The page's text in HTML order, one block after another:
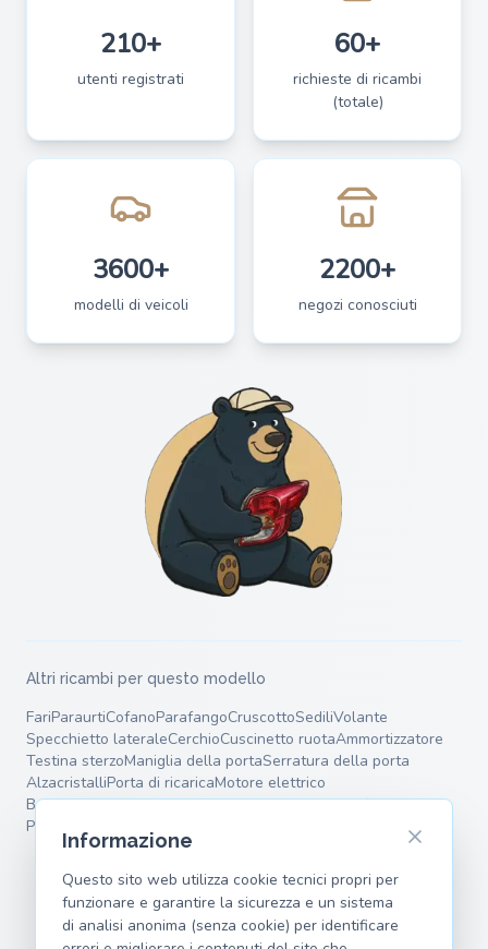
210+
utenti registrati
60+
richieste di ricambi
(totale)
3600+
modelli di veicoli
2200+
negozi conosciuti
Altri ricambi per questo modello
FariParaurtiCofanoParafangoCruscottoSediliVolante
Specchietto lateraleCerchioCuscinetto ruotaAmmortizzatore
Testina sterzoManiglia della portaSerratura della porta
AlzacristalliPorta di ricaricaMotore elettrico
Batteria ad alta tensioneSupporto motoreDischi freno
Pastiglie freno
Informazione
Questo sito web utilizza cookie tecnici propri per
funzionare e garantire la sicurezza e un sistema
di analisi anonima (senza cookie) per identificare